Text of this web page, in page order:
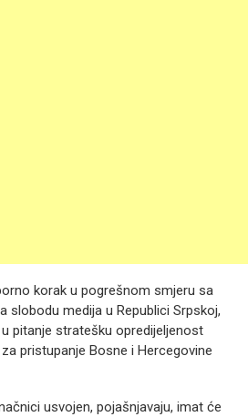
korak u pogrešnom smjeru sa
slobodu medija u Republici Srpskoj,
pitanje stratešku opredijeljenost
pristupanje Bosne i Hercegovine
usvojen, pojašnjavaju, imat će